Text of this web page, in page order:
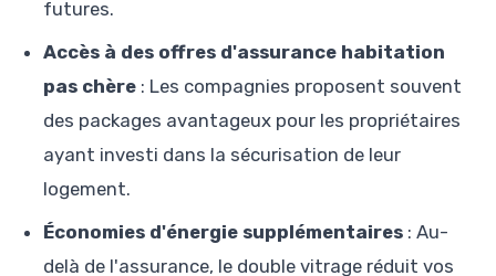
futures.
Accès à des offres d'assurance habitation
pas chère : Les compagnies proposent souvent
des packages avantageux pour les propriétaires
ayant investi dans la sécurisation de leur
logement.
Économies d'énergie supplémentaires : Au-
delà de l'assurance, le double vitrage réduit vos